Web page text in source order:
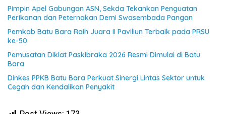
Pimpin Apel Gabungan ASN, Sekda Tekankan Penguatan
Perikanan dan Peternakan Demi Swasembada Pangan
Pemkab Batu Bara Raih Juara II Paviliun Terbaik pada PRSU
ke-50
Pemusatan Diklat Paskibraka 2026 Resmi Dimulai di Batu
Bara
Dinkes PPKB Batu Bara Perkuat Sinergi Lintas Sektor untuk
Cegah dan Kendalikan Penyakit